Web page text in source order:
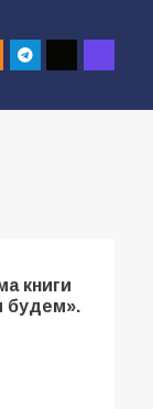
книги
будем».